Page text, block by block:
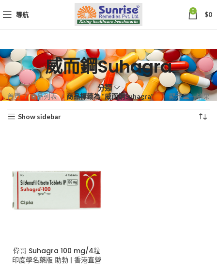
導航 0 $0
威而鋼Suhagra
分類
首頁 商品列表 商品標籤為 “威而鋼Suhagra” 顯示單一結果
Show sidebar
偉哥 Suhagra 100 mg/4粒
印度學名藥版 助勃 | 香港直營